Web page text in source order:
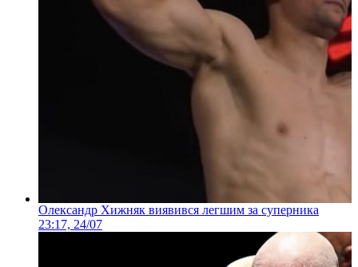
Олександр Хижняк виявився легшим за суперника
23:17, 24/07